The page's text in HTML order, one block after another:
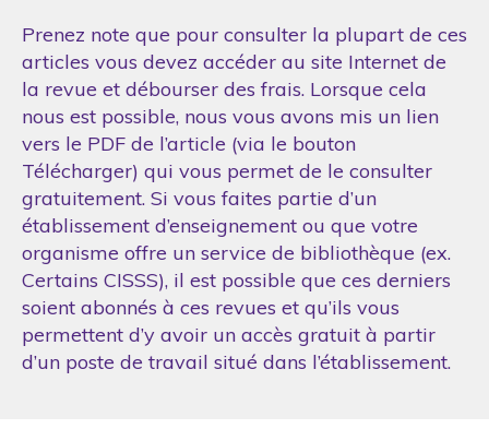
Prenez note que pour consulter la plupart de ces
articles vous devez accéder au site Internet de
la revue et débourser des frais. Lorsque cela
nous est possible, nous vous avons mis un lien
vers le PDF de l’article (via le bouton
Télécharger) qui vous permet de le consulter
gratuitement. Si vous faites partie d’un
établissement d’enseignement ou que votre
organisme offre un service de bibliothèque (ex.
Certains CISSS), il est possible que ces derniers
soient abonnés à ces revues et qu’ils vous
permettent d’y avoir un accès gratuit à partir
d’un poste de travail situé dans l’établissement.